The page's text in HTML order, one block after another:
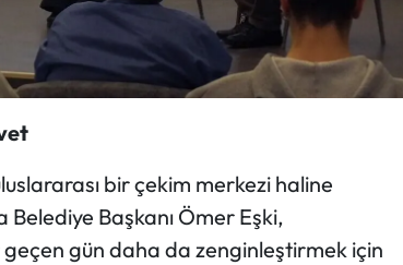
bir çekim merkezi haline
Başkanı Ömer Eşki,
geçen gün daha da zenginleştirmek için